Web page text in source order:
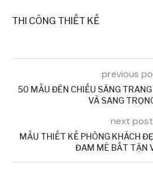
THI CÔNG THIẾT KẾ
previous
50 MẪU ĐÈN CHIẾU SÁNG
VÀ SANG
next post
MẪU THIẾT KẾ PHÒNG KHÁCH
ĐAM MÊ BẤT TẬN